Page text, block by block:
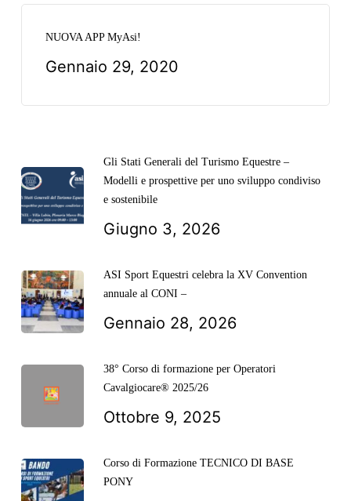
NUOVA APP MyAsi!
Gennaio 29, 2020
Gli Stati Generali del Turismo Equestre –
Modelli e prospettive per uno sviluppo condiviso
e sostenibile
Giugno 3, 2026
ASI Sport Equestri celebra la XV Convention
annuale al CONI –
Gennaio 28, 2026
38° Corso di formazione per Operatori
Cavalgiocare® 2025/26
Ottobre 9, 2025
Corso di Formazione TECNICO DI BASE
PONY